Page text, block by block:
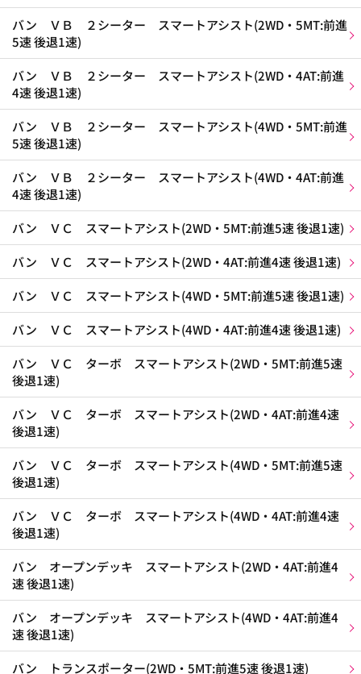
バン ＶＢ ２シーター スマートアシスト(2WD・5MT:前進
5速 後退1速)
バン ＶＢ ２シーター スマートアシスト(2WD・4AT:前進
4速 後退1速)
バン ＶＢ ２シーター スマートアシスト(4WD・5MT:前進
5速 後退1速)
バン ＶＢ ２シーター スマートアシスト(4WD・4AT:前進
4速 後退1速)
バン ＶＣ スマートアシスト(2WD・5MT:前進5速 後退1速)
バン ＶＣ スマートアシスト(2WD・4AT:前進4速 後退1速)
バン ＶＣ スマートアシスト(4WD・5MT:前進5速 後退1速)
バン ＶＣ スマートアシスト(4WD・4AT:前進4速 後退1速)
バン ＶＣ ターボ スマートアシスト(2WD・5MT:前進5速
後退1速)
バン ＶＣ ターボ スマートアシスト(2WD・4AT:前進4速
後退1速)
バン ＶＣ ターボ スマートアシスト(4WD・5MT:前進5速
後退1速)
バン ＶＣ ターボ スマートアシスト(4WD・4AT:前進4速
後退1速)
バン オープンデッキ スマートアシスト(2WD・4AT:前進4
速 後退1速)
バン オープンデッキ スマートアシスト(4WD・4AT:前進4
速 後退1速)
バン トランスポーター(2WD・5MT:前進5速 後退1速)